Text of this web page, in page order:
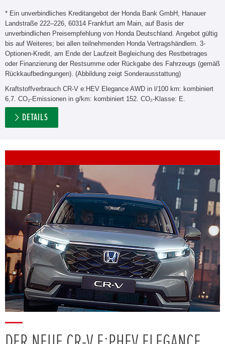
* Ein unverbindliches Kreditangebot der Honda Bank GmbH, Hanauer
Landstraße 222–226, 60314 Frankfurt am Main, auf Basis der
unverbindlichen Preisempfehlung von Honda Deutschland. Angebot gültig
bis auf Weiteres; bei allen teilnehmenden Honda Vertragshändlern. 3-
Optionen-Kredit, am Ende der Laufzeit Begleichung des Restbetrages
oder Finanzierung der Restsumme oder Rückgabe des Fahrzeugs (gemäß
Rückkaufbedingungen). (Abbildung zeigt Sonderausstattung)
Kraftstoffverbrauch CR-V e:HEV Elegance AWD in l/100 km: kombiniert
6,7. CO₂-Emissionen in g/km: kombiniert 152. CO₂-Klasse: E.
DETAILS